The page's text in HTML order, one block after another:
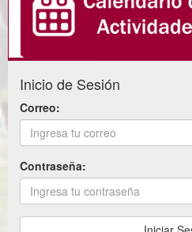
Inicio de Sesión
Correo:
Contraseña: